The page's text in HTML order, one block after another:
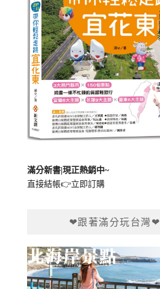
滿分新書|現正熱銷中~
直接結帳👉立即訂購
❤跟著滿分玩台灣❤